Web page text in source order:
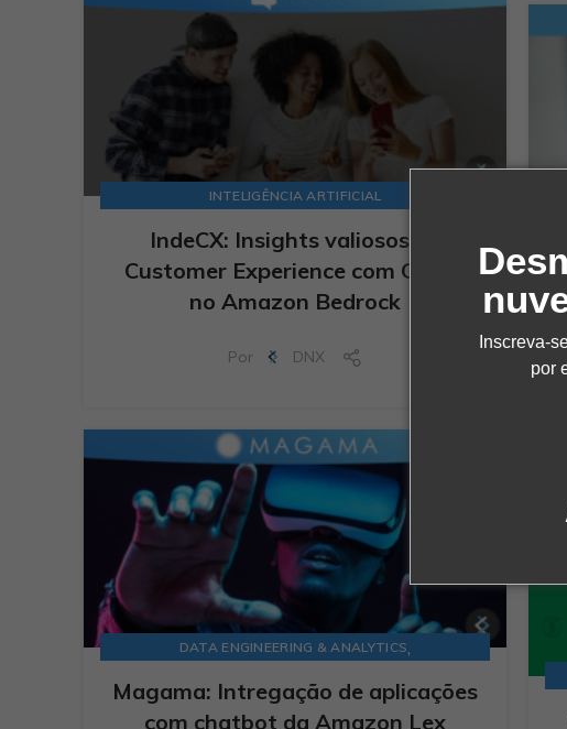
Inscreva-
por
INTELIGÊNCIA ARTIFICIAL
IndeCX: Insights valiosos de
Customer Experience com GenAI
no Amazon Bedrock
Por DNX
DATA ENGINEERING & ANALYTICS,
Magama: Intregação de aplicações
com chatbot da Amazon Lex